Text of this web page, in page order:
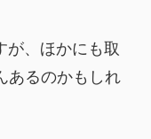
が、ほかにも取
あるのかもしれ